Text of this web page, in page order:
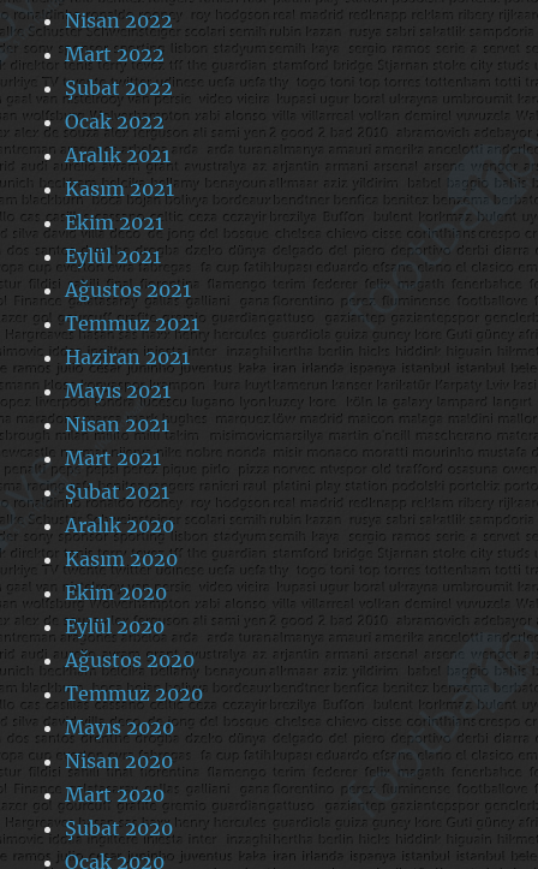
Nisan 2022
Mart 2022
Şubat 2022
Ocak 2022
Aralık 2021
Kasım 2021
Ekim 2021
Eylül 2021
Ağustos 2021
Temmuz 2021
Haziran 2021
Mayıs 2021
Nisan 2021
Mart 2021
Şubat 2021
Aralık 2020
Kasım 2020
Ekim 2020
Eylül 2020
Ağustos 2020
Temmuz 2020
Mayıs 2020
Nisan 2020
Mart 2020
Şubat 2020
Ocak 2020